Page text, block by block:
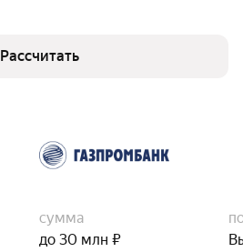
Рассчитать
сумма
до 30 млн ₽